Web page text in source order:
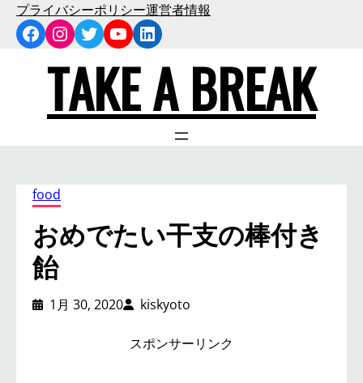
プライバシーポリシー運営者情報
Facebook
Instagram
Twitter
YouTube
LinkedIn
TAKE A BREAK
food
おめでたい干支の棒付き
飴
1月 30, 2020 kiskyoto
スポンサーリンク